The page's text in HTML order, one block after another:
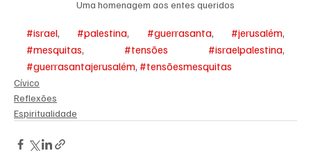
Uma homenagem aos entes queridos
#israel, #palestina, #guerrasanta, #jerusalém
#mesquitas, #tensões #israelpalestina
#guerrasantajerusalém, #tensõesmesquitas
Cívico
Reflexões
Espiritualidade